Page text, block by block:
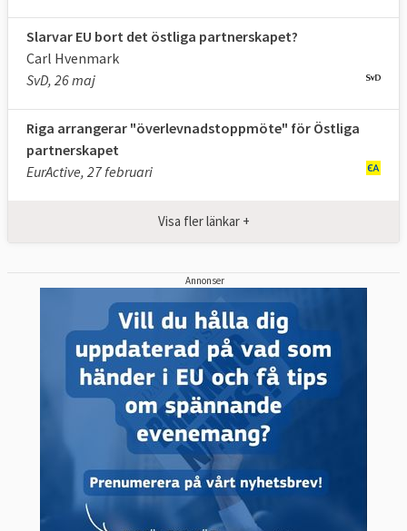
Slarvar EU bort det östliga partnerskapet?
Carl Hvenmark
SvD, 26 maj
Riga arrangerar "överlevnadstoppmöte" för Östliga
partnerskapet
EurActive, 27 februari
Visa fler länkar +
Annonser